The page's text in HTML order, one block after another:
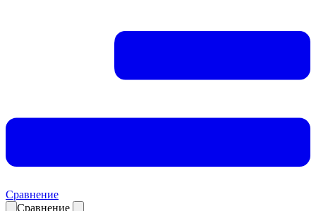
Сравнение
Сравнение